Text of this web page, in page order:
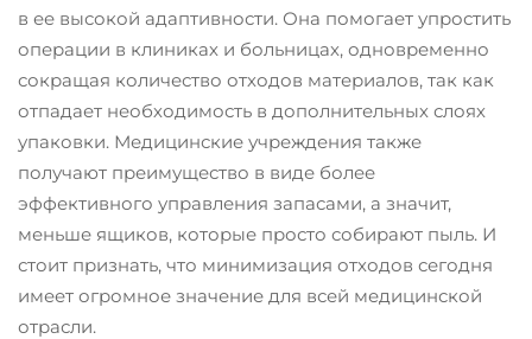
в ее высокой адаптивности. Она помогает упростить
операции в клиниках и больницах, одновременно
сокращая количество отходов материалов, так как
отпадает необходимость в дополнительных слоях
упаковки. Медицинские учреждения также
получают преимущество в виде более
эффективного управления запасами, а значит,
меньше ящиков, которые просто собирают пыль. И
стоит признать, что минимизация отходов сегодня
имеет огромное значение для всей медицинской
отрасли.